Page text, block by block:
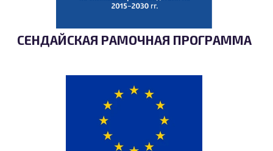
СЕНДАЙСКАЯ РАМОЧНАЯ ПРОГРАММА